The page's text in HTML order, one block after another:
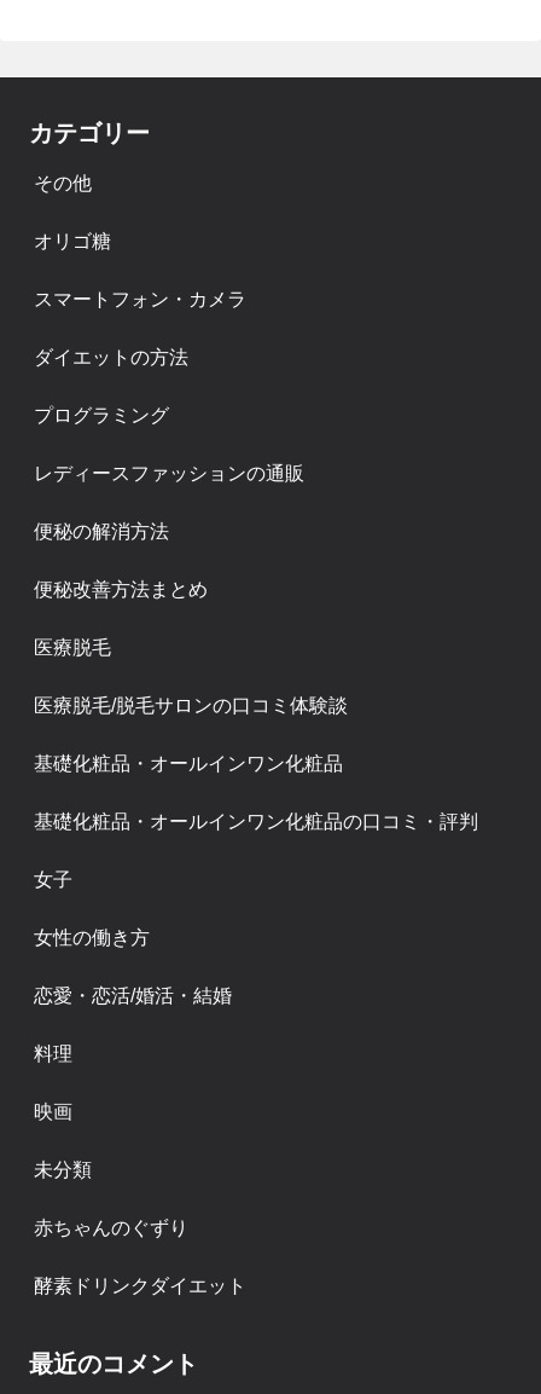
カテゴリー
その他
オリゴ糖
スマートフォン・カメラ
ダイエットの方法
プログラミング
レディースファッションの通販
便秘の解消方法
便秘改善方法まとめ
医療脱毛
医療脱毛/脱毛サロンの口コミ体験談
基礎化粧品・オールインワン化粧品
基礎化粧品・オールインワン化粧品の口コミ・評判
女子
女性の働き方
恋愛・恋活/婚活・結婚
料理
映画
未分類
赤ちゃんのぐずり
酵素ドリンクダイエット
最近のコメント